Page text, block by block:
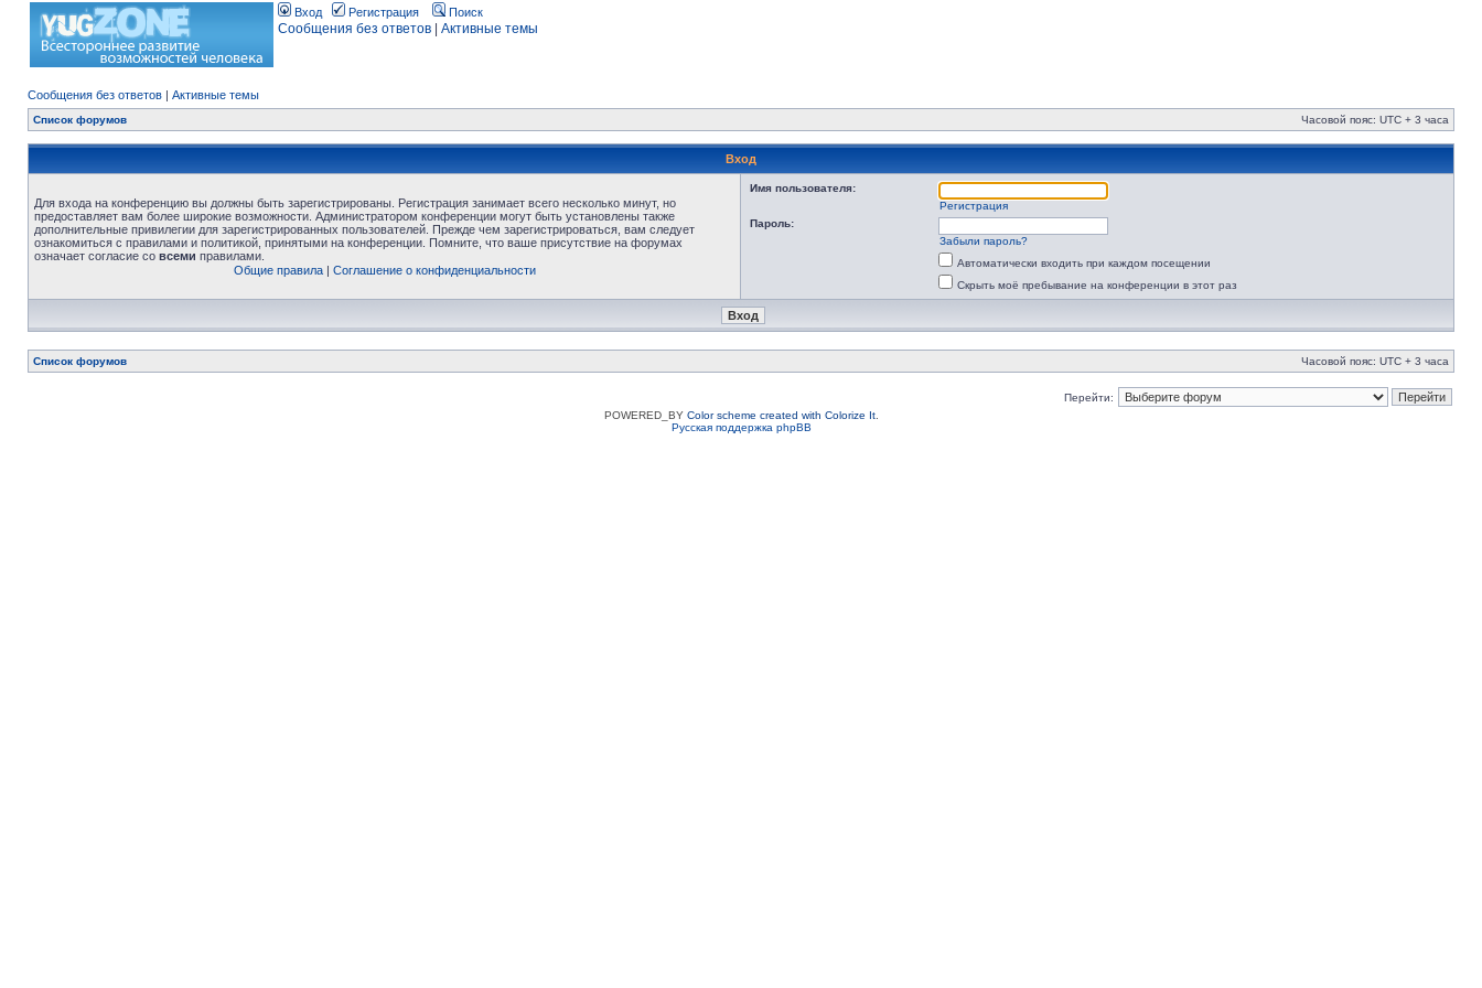
Вход Регистрация Поиск
Сообщения без ответов Активные темы
Сообщения без ответов | Активные темы
Список форумов Часовой пояс: UTC + 3 часа
Вход
Для входа на конференцию вы должны быть зарегистрированы. Регистрация занимает всего несколько минут, но
предоставляет вам более широкие возможности. Администратором конференции могут быть установлены также
дополнительные привилегии для зарегистрированных пользователей. Прежде чем зарегистрироваться, вам следует
ознакомиться с правилами и политикой, принятыми на конференции. Помните, что ваше присутствие на форумах
означает согласие со всеми правилами.
Общие правила| Соглашение о конфиденциальности
Имя пользователя:
Регистрация
Пароль:
Забыли пароль?
Автоматически входить при каждом посещении
Скрыть моё пребывание на конференции в этот раз
Список форумов Часовой пояс: UTC + 3 часа
Перейти:
POWERED_BY Color scheme created with Colorize It.
Русская поддержка phpBB